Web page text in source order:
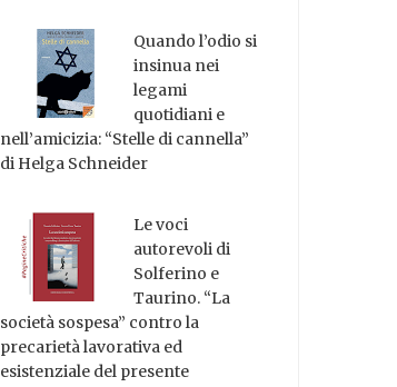
Quando l’odio si
insinua nei
legami
quotidiani e
nell’amicizia: “Stelle di cannella”
di Helga Schneider
Le voci
autorevoli di
Solferino e
Taurino. “La
società sospesa” contro la
precarietà lavorativa ed
esistenziale del presente